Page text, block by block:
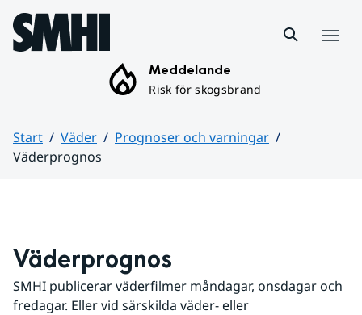
Hoppa till sidans innehåll
Meddelande
Risk för skogsbrand
Start Väder
Prognoser och varningar
Väderprognos
Väderprognos
SMHI publicerar väderfilmer måndagar, onsdagar och
fredagar. Eller vid särskilda väder- eller